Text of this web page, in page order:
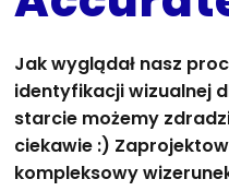
Jak wyglądał nasz
identyfikacji wizualnej
starcie możemy
ciekawie :)
kompleksowy